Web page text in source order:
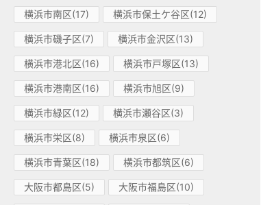
横浜市南区(17) 横浜市保土ケ谷区(12)
横浜市磯子区(7) 横浜市金沢区(13)
横浜市港北区(16) 横浜市戸塚区(13)
横浜市港南区(16) 横浜市旭区(9)
横浜市緑区(12) 横浜市瀬谷区(3)
横浜市栄区(8) 横浜市泉区(6)
横浜市青葉区(18) 横浜市都筑区(6)
大阪市都島区(5) 大阪市福島区(10)